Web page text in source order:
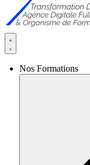
Nos Formations